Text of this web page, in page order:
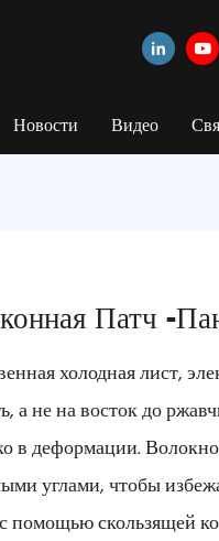
Новости Видео
Патч -
холодная лист,
а не на восток до
в деформации.
углами, чтобы
помощью скользящей